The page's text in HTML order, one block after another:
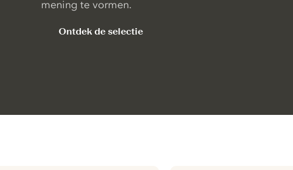
mening te vormen.
Ontdek de selectie